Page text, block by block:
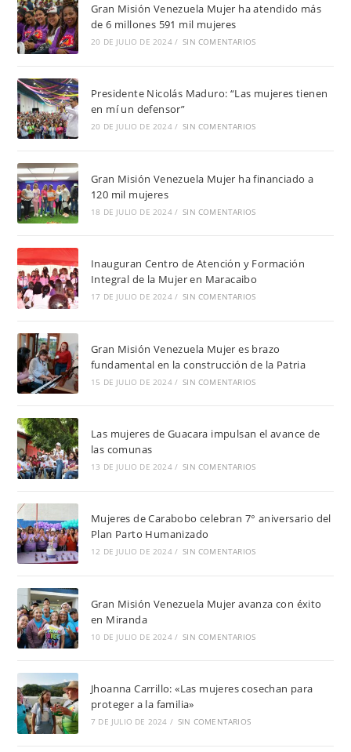
Gran Misión Venezuela Mujer ha atendido más
de 6 millones 591 mil mujeres
20 DE JULIO DE 2024 / SIN COMENTARIOS
Presidente Nicolás Maduro: “Las mujeres tienen
en mí un defensor”
20 DE JULIO DE 2024 / SIN COMENTARIOS
Gran Misión Venezuela Mujer ha financiado a
120 mil mujeres
18 DE JULIO DE 2024 / SIN COMENTARIOS
Inauguran Centro de Atención y Formación
Integral de la Mujer en Maracaibo
17 DE JULIO DE 2024 / SIN COMENTARIOS
Gran Misión Venezuela Mujer es brazo
fundamental en la construcción de la Patria
15 DE JULIO DE 2024 / SIN COMENTARIOS
Las mujeres de Guacara impulsan el avance de
las comunas
13 DE JULIO DE 2024 / SIN COMENTARIOS
Mujeres de Carabobo celebran 7° aniversario del
Plan Parto Humanizado
12 DE JULIO DE 2024 / SIN COMENTARIOS
Gran Misión Venezuela Mujer avanza con éxito
en Miranda
10 DE JULIO DE 2024 / SIN COMENTARIOS
Jhoanna Carrillo: «Las mujeres cosechan para
proteger a la familia»
7 DE JULIO DE 2024 / SIN COMENTARIOS